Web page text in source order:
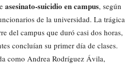
asesinato-suicidio en campus, según
de la universidad. La trágica
del campus que duró casi dos horas,
concluían su primer día de clases.
como Andrea Rodríguez Ávila,